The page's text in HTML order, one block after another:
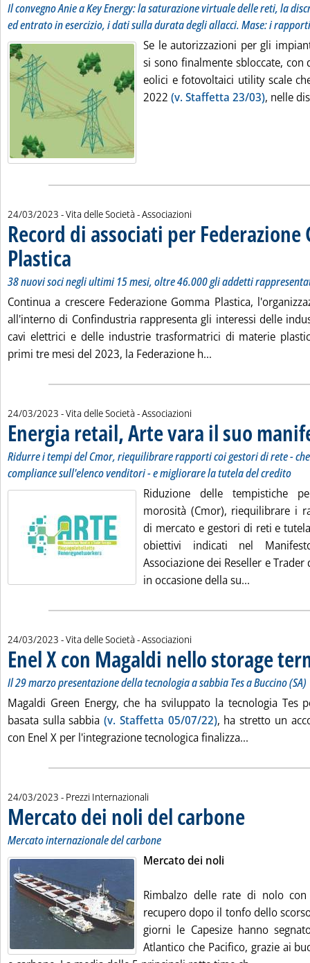
Il convegno Anie a Key Energy: la saturazione virtuale delle reti, la
ed entrato in esercizio, i dati sulla durata degli allacci. Mase: i
Se le autorizzazioni per gli
si sono finalmente sbloccate, con
eolici e fotovoltaici utility scale
2022 (v. Staffetta 23/03), nelle
24/03/2023 - Vita delle Società - Associazioni
Record di associati per Federazione
Plastica . Sottotitolo: 38 nuovi soci negli ultimi 15 mesi, oltre 46.000 gli addetti
. Pubblicata venerdì 24 marzo 2023 alle 12.33.
38 nuovi soci negli ultimi 15 mesi, oltre 46.000 gli addetti
Continua a crescere Federazione Gomma Plastica,
all'interno di Confindustria rappresenta gli interessi delle
cavi elettrici e delle industrie trasformatrici di materie
primi tre mesi del 2023, la Federazione h...
24/03/2023 - Vita delle Società - Associazioni
Energia retail, Arte vara il suo
Ridurre i tempi del Cmor, riequilibrare rapporti coi gestori di rete -
compliance sull'elenco venditori - e migliorare la tutela del credito
Riduzione delle tempistiche
morosità (Cmor), riequilibrare i
di mercato e gestori di reti e
obiettivi indicati nel
Associazione dei Reseller e
in occasione della su...
24/03/2023 - Vita delle Società - Associazioni
Enel X con Magaldi nello storage
Il 29 marzo presentazione della tecnologia a sabbia Tes a Buccino (SA)
Magaldi Green Energy, che ha sviluppato la tecnologia Tes
basata sulla sabbia(v. Staffetta 05/07/22), ha stretto un
con Enel X per l'integrazione tecnologica finalizza...
24/03/2023 - Prezzi Internazionali
Mercato dei noli del carbone
Mercato internazionale del carbone
Mercato dei noli
Rimbalzo delle rate di nolo
recupero dopo il tonfo dello
giorni le Capesize hanno
Atlantico che Pacifico, grazie ai